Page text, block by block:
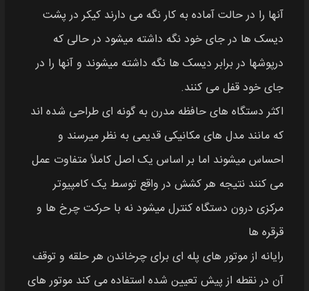
آنها را در حالت آماده به کار نگه می‌ دارند کیکر در پشت
دیسک‌ ها در جای خود نگه داشته میشود در حالی که
درپوشها در برابر دیسک‌ ها نگه داشته میشوند و آنها را در
جای خود قفل می‌ کنند.
اکثر دستگاه‌ های حافظه مدرن به گونه ای طراحی شده‌ اند
که مانند مدل‌ های مکانیکی قدیمی به نظر میرسند و
احساس میشوند اما بر اساس یک اصل کاملاً متفاوت عمل
می‌ کنند نتیجه هر کشش در واقع توسط یک کامپیوتر
مرکزی درون دستگاه کنترل میشود نه با حرکت چرخ‌ ها و
قرقره‌ ها
رایانه از موتور های پله‌ ای برای چرخاندن هر حلقه و توقف
آن در نقطه از پیش تعیین شده استفاده می‌ کند موتور های